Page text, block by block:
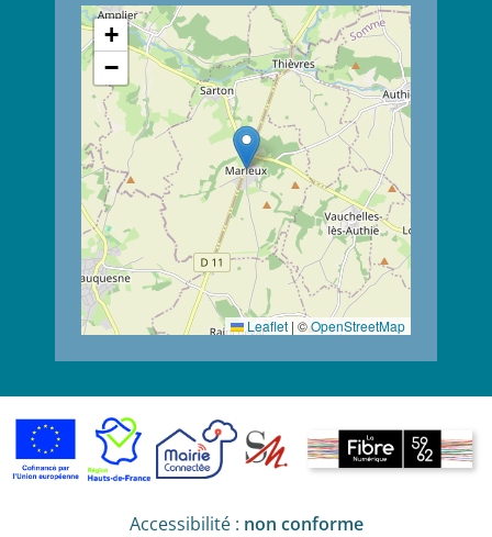
+
−
Leaflet | ©OpenStreetMap
Accessibilité : non conforme